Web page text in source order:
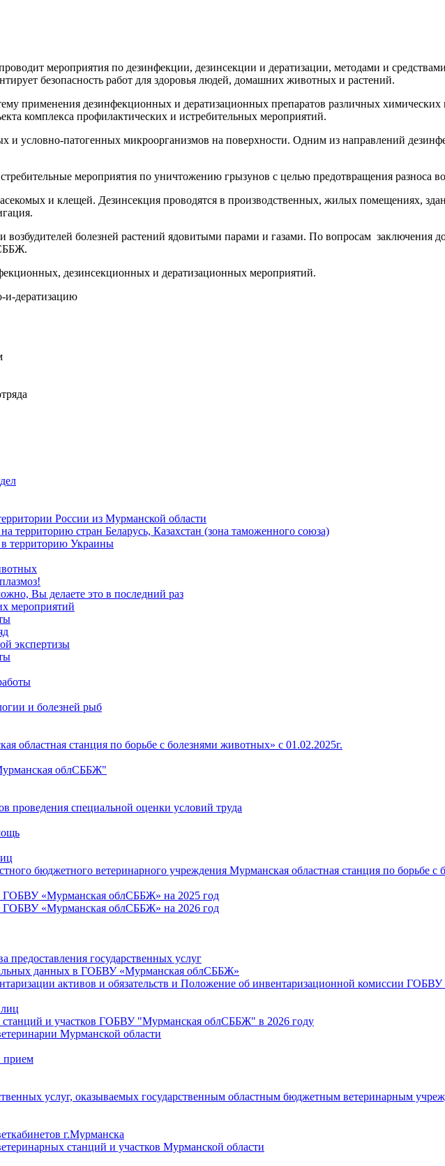
мероприятия по дезинфекции, дезинсекции и дератизации, методами и
безопасность работ для здоровья людей, домашних животных и растений.
применения дезинфекционных и дератизационных препаратов различных химических
комплекса профилактических и истребительных мероприятий.
условно-патогенных микроорганизмов на поверхности. Одним из направлений
мероприятия по уничтожению грызунов с целью предотвращения разноса
и клещей. Дезинсекция проводятся в производственных, жилых помещениях,
болезней растений ядовитыми парами и газами. По вопросам заключения
дезинсекционных и дератизационных мероприятий.
и-дератизацию
России из Мурманской области
территорию стран Беларусь, Казахстан (зона таможенного союза)
территорию Украины
Вы делаете это в последний раз
мероприятий
экспертизы
и болезней рыб
областная станция по борьбе с болезнями животных» c 01.02.2025г.
облСББЖ"
проведения специальной оценки условий труда
бюджетного ветеринарного учреждения Мурманская областная станция по борьбе
ГОБВУ «Мурманская облСББЖ» на 2025 год
ГОБВУ «Мурманская облСББЖ» на 2026 год
предоставления государственных услуг
данных в ГОБВУ «Мурманская облСББЖ»
активов и обязательств и Положение об инвентаризационной комиссии
и участков ГОБВУ "Мурманская облСББЖ" в 2026 году
Мурманской области
прием
услуг, оказываемых государственным областным бюджетным ветеринарным
г.Мурманска
станций и участков Мурманской области